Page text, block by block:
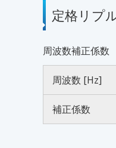
定格リプ
周波数補正係数
周波数 [Hz]
補正係数